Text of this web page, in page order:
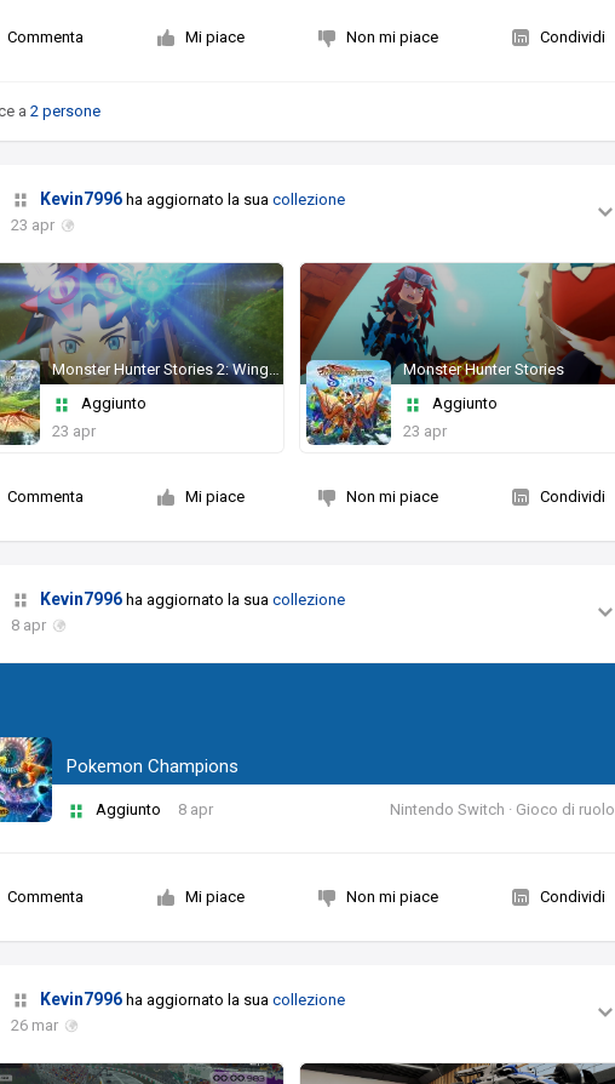
Commenta Mi piace Non mi piace Condividi
a2 persone
Kevin7996 ha aggiornato la suacollezione
23 apr
Aggiunto
23 apr
Monster Hunter Stories
Aggiunto
23 apr
Commenta Mi piace Non mi piace Condividi
Kevin7996 ha aggiornato la suacollezione
8 apr
Pokemon Champions
Aggiunto 8 apr Nintendo Switch · Gioco di ruolo
Commenta Mi piace Non mi piace Condividi
Kevin7996 ha aggiornato la suacollezione
26 mar